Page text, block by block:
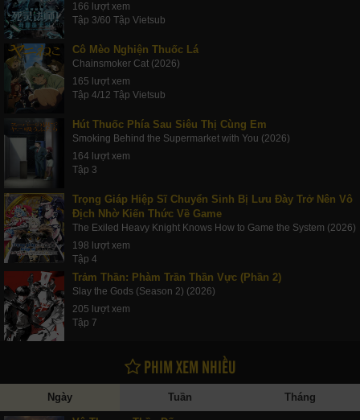
166 lượt xem
Tập 3/60 Tập Vietsub
Cô Mèo Nghiện Thuốc Lá
Chainsmoker Cat (2026)
165 lượt xem
Tập 4/12 Tập Vietsub
Hút Thuốc Phía Sau Siêu Thị Cùng Em
Smoking Behind the Supermarket with You (2026)
164 lượt xem
Tập 3
Trọng Giáp Hiệp Sĩ Chuyển Sinh Bị Lưu Đày Trở Nên Vô
Địch Nhờ Kiến Thức Về Game
The Exiled Heavy Knight Knows How to Game the System (2026)
198 lượt xem
Tập 4
Trảm Thần: Phàm Trần Thần Vực (Phần 2)
Slay the Gods (Season 2) (2026)
205 lượt xem
Tập 7
PHIM XEM NHIỀU
Ngày Tuần Tháng